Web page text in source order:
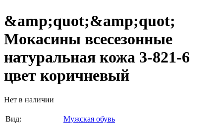
&amp;quot;&amp;quot;
Мокасины всесезонные
натуральная кожа 3-821-6
цвет коричневый
Нет в наличии
Вид:
Мужская обувь